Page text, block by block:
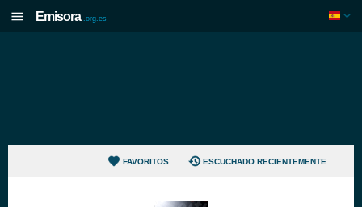
Emisora .org.es
FAVORITOS ESCUCHADO RECIENTEMENTE